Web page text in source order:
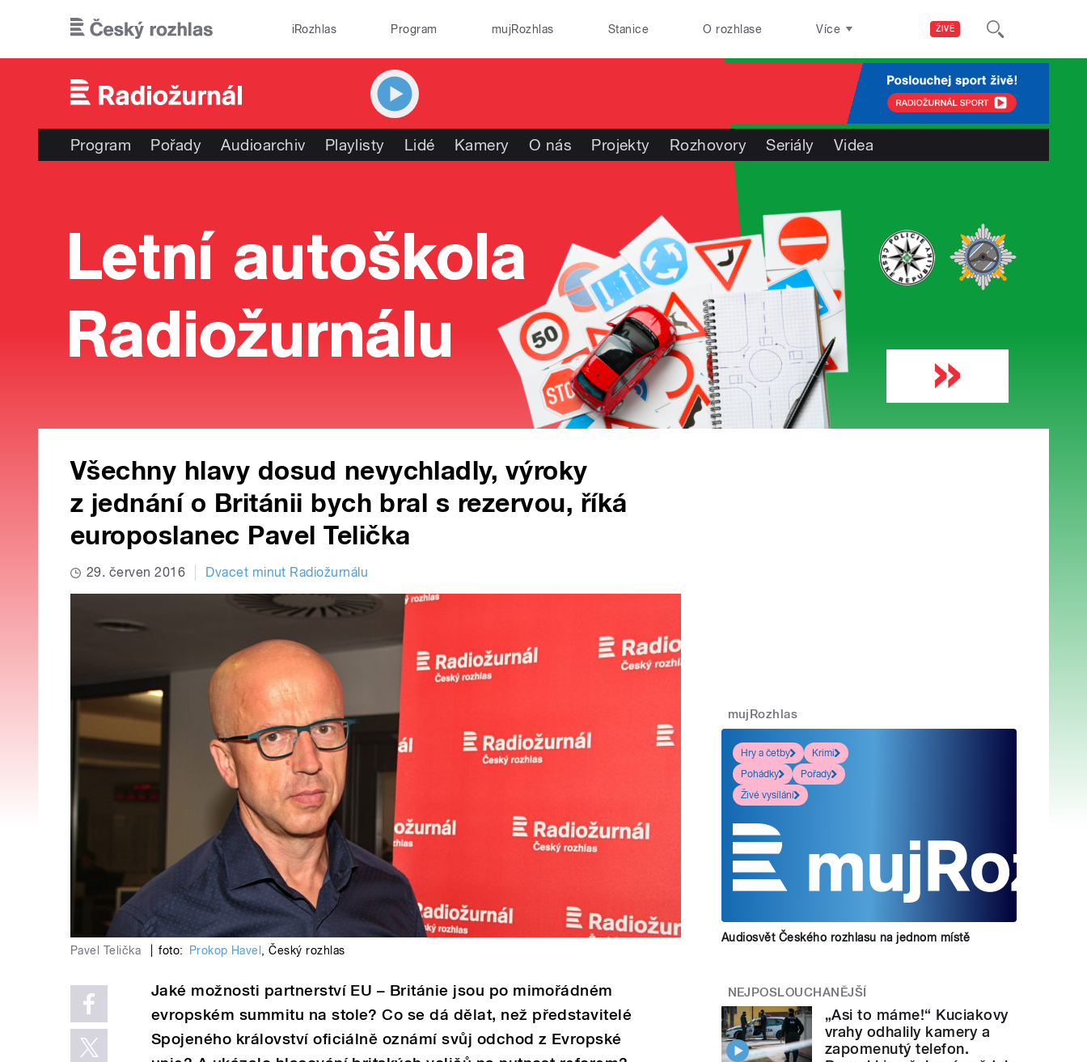
ŽIVĚ
iRozhlas Program mujRozhlas Stanice O rozhlase Více
Program Pořady Audioarchiv Playlisty Lidé Kamery O nás Projekty Rozhovory Seriály Videa
Všechny hlavy dosud nevychladly, výroky
z jednání o Británii bych bral s rezervou, říká
europoslanec Pavel Telička
29. červen 2016 Dvacet minut Radiožurnálu
Pavel Telička foto: Prokop Havel ,Český rozhlas
Jaké možnosti partnerství EU – Británie jsou po mimořádném
evropském summitu na stole? Co se dá dělat, než představitelé
Spojeného království oficiálně oznámí svůj odchod z Evropské
mujRozhlas
Hry a četby
Krimi
Pohádky
Pořady
Živé vysílání
Audiosvět Českého rozhlasu na jednom místě
NEJPOSLOUCHANĚJŠÍ
„Asi to máme!“ Kuciakovy
vrahy odhalily kamery a
zapomenutý telefon.